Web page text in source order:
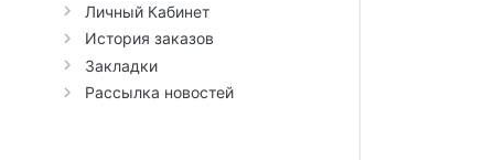
Личный Кабинет
История заказов
Закладки
Рассылка новостей